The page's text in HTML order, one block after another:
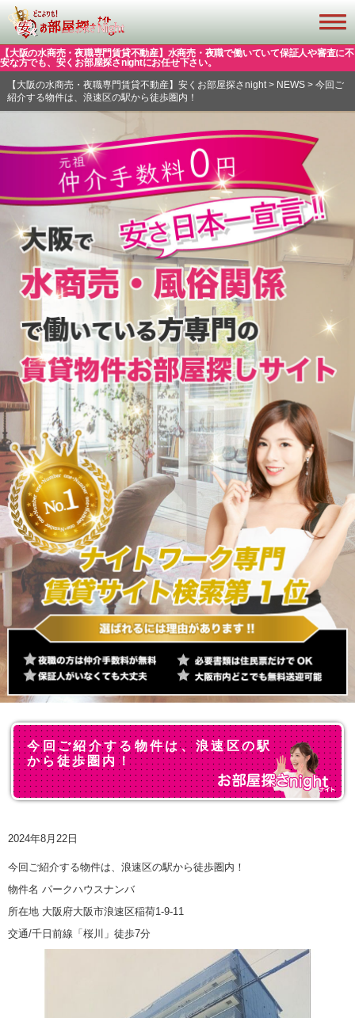
【大阪の水商売・夜職専門賃貸不動産】水商売・夜職で働いていて保証人や審査に不
安な方でも、安くお部屋探さnightにお任せ下さい。
【大阪の水商売・夜職専門賃貸不動産】安くお部屋探さnight> NEWS> 今回ご
紹介する物件は、浪速区の駅から徒歩圏内！
今回ご紹介する物件は、浪速区の駅
から徒歩圏内！
2024年8月22日
今回ご紹介する物件は、浪速区の駅から徒歩圏内！
物件名 パークハウスナンバ
所在地 大阪府大阪市浪速区稲荷1-9-11
交通/千日前線「桜川」徒歩7分